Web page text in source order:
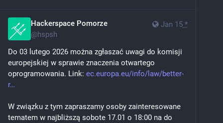
Jan 15 *
Hackerspace Pomorze
@hspsh
Do 03 lutego 2026 można zgłaszać uwagi do komisji
europejskiej w sprawie znaczenia otwartego
oprogramowania. Link: ec.europa.eu/info/law/better-
r
W związku z tym zapraszamy osoby zainteresowane
tematem w najbliższą sobote 17.01 o 18:00 na do